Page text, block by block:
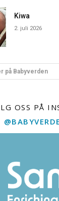
Kiwa
2. juli 2026
på Babyverden
OSS PÅ